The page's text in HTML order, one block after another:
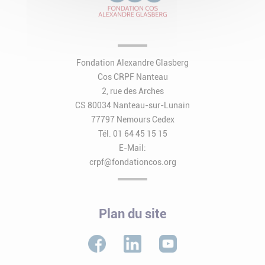
Fondation Alexandre Glasberg
Cos CRPF Nanteau
2, rue des Arches
CS 80034 Nanteau-sur-Lunain
77797 Nemours Cedex
Tél. 01 64 45 15 15
E-Mail:
crpf@fondationcos.org
Plan du site